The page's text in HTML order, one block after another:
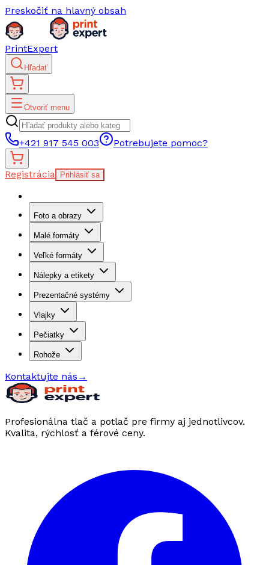
Preskočiť na hlavný obsah
PrintExpert
Hľadať
Otvoriť menu
+421 917 545 003 Potrebujete pomoc?
Registrácia Prihlásiť sa
Foto a obrazy
Malé formáty
Veľké formáty
Nálepky a etikety
Prezentačné systémy
Vlajky
Pečiatky
Rohože
Kontaktujte nás →
Profesionálna tlač a potlač pre firmy aj jednotlivcov.
Kvalita, rýchlosť a férové ceny.